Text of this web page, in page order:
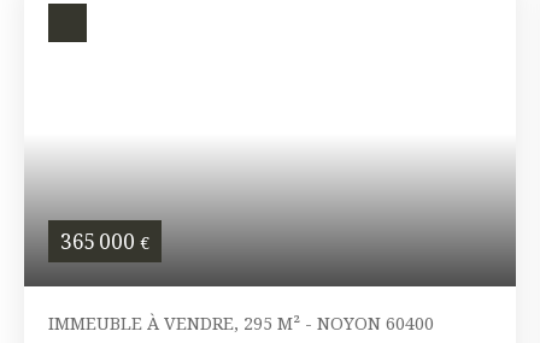
365 000 €
IMMEUBLE À VENDRE, 295 M² - NOYON 60400